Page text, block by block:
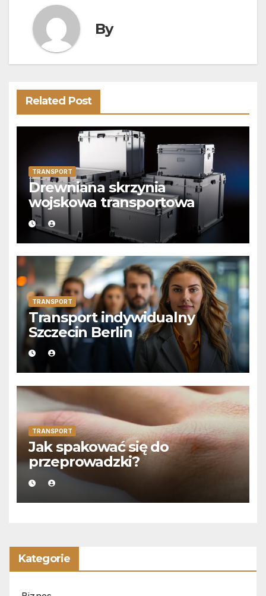
By
Related Post
TRANSPORT
Drewniana skrzynia
wojskowa transportowa
TRANSPORT
Transport indywidualny
Szczecin Berlin
TRANSPORT
Jak spakować się do
przeprowadzki?
Kategorie